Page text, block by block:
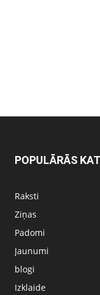
POPULĀRĀS
Raksti
Ziņas
Padomi
Jaunumi
blogi
Izklaide